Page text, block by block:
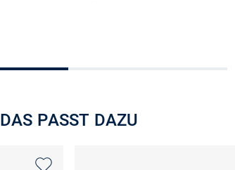
DAS PASST DAZU